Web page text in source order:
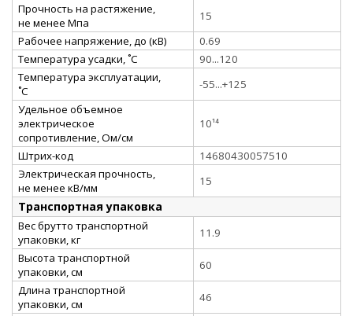
Прочность на растяжение,
не менее Мпа
15
Рабочее напряжение, до (кВ)
0.69
Температура усадки, ˚С
90...120
Температура эксплуатации,
˚С
-55...+125
Удельное объемное
электрическое
сопротивление, Ом/см
10¹⁴
Штрих-код
14680430057510
Электрическая прочность,
не менее кВ/мм
15
Транспортная упаковка
Вес брутто транспортной
упаковки, кг
11.9
Высота транспортной
упаковки, см
60
Длина транспортной
упаковки, см
46